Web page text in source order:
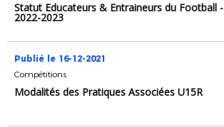
Statut Educateurs & Entraineurs du Football -
2022-2023
Publié le 16-12-2021
Compétitions
Modalités des Pratiques Associées U15R